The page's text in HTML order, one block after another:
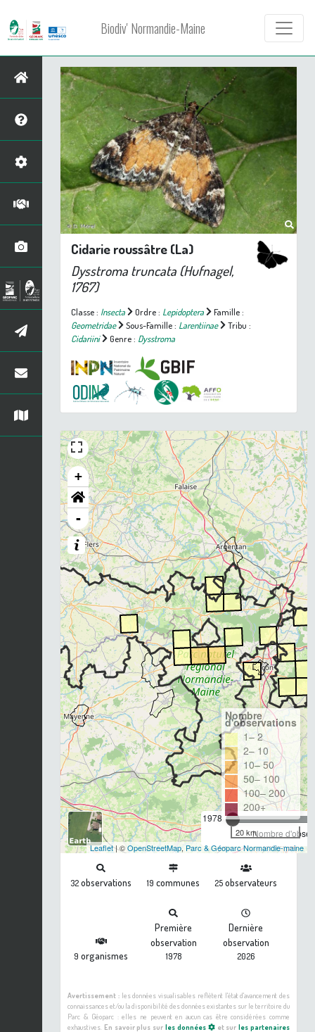
Biodiv' Normandie-Maine
Cidarie roussâtre (La)
Dysstroma truncata (Hufnagel,
1767)
Classe : Insecta Ordre : Lepidoptera
Famille :
Geometridae
Sous-Famille : Larentiinae
Tribu :
Cidariini
Genre : Dysstroma
+
-
1978
Nombre
Nombre
d'observations
1– 2
2– 10
10– 50
50– 100
100– 200
200+
20 km
Leaflet| ©OpenStreetMap, Parc & Géoparc Normandie-maine
32observations 19 communes 25observateurs
9 organismes
Première
observation
1978
Dernière
observation
2026
Avertissement :les données visualisables reflètent l'état d'avancement des
connaissances et/ou la disponibilité des données existantes sur le territoire du
Parc & Géoparc : elles ne peuvent en aucun cas être considérées comme
exhaustives. En savoir plus sur les données et surles partenaires